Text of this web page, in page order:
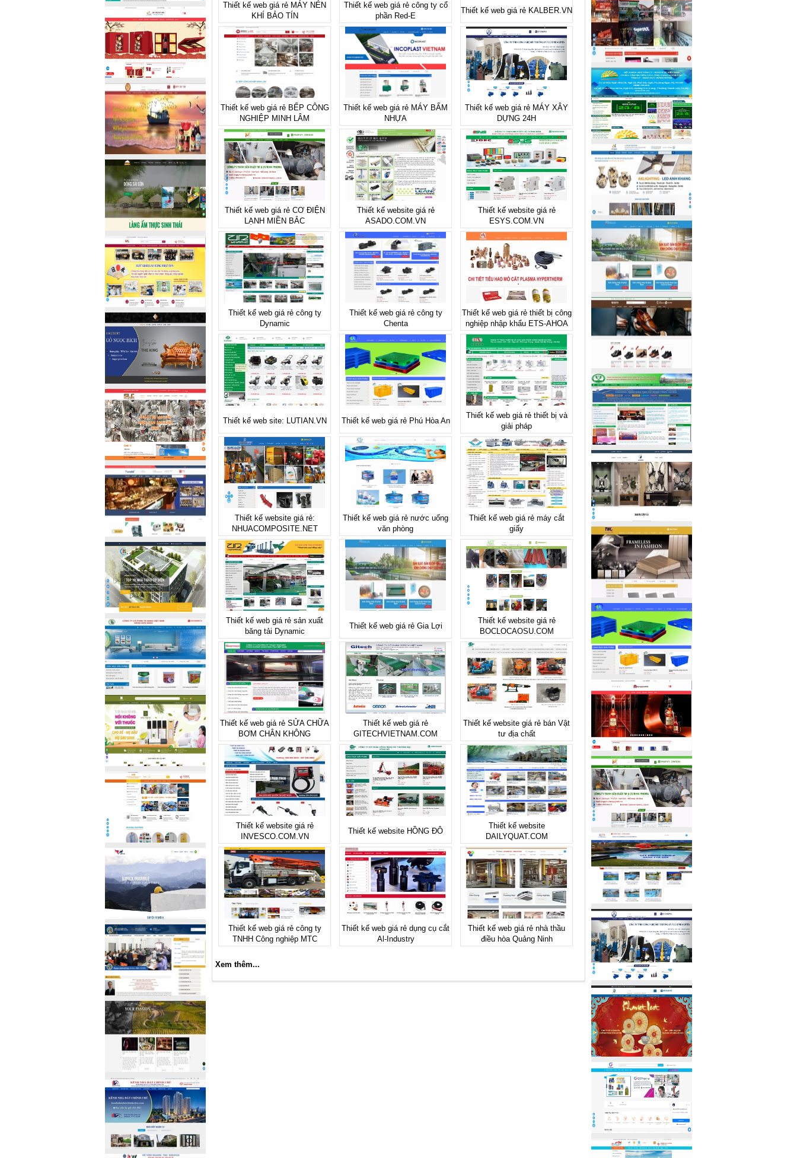
Thiết kế web giá rẻ MÁY NÉN
KHÍ BẢO TÍN
Thiết kế web giá rẻ công ty cổ
phần Red-E
Thiết kế web giá rẻ KALBER.VN
Thiết kế web giá rẻ BẾP CÔNG
NGHIỆP MINH LÂM
Thiết kế web giá rẻ MÁY BẤM
NHỰA
Thiết kế web giá rẻ MÁY XÂY
DỰNG 24H
Thiết kế web giá rẻ CƠ ĐIỆN
LẠNH MIỀN BẮC
Thiết kế website giá rẻ
ASADO.COM.VN
Thiết kế website giá rẻ
ESYS.COM.VN
Thiết kế web giá rẻ công ty
Dynamic
Thiết kế web giá rẻ công ty
Chenta
Thiết kế web giá rẻ thiết bị công
nghiệp nhập khẩu ETS-AHOA
Thiết kế web site: LUTIAN.VN Thiết kế web giá rẻ Phú Hòa An
Thiết kế web giá rẻ thiết bị và
giải pháp
Thiết kế website giá rẻ:
NHUACOMPOSITE.NET
Thiết kế web giá rẻ nước uống
văn phòng
Thiết kế web giá rẻ máy cắt
giấy
Thiết kế web giá rẻ sản xuất
băng tải Dynamic
Thiết kế web giá rẻ Gia Lợi
Thiết kế website giá rẻ
BOCLOCAOSU.COM
Thiết kế web giá rẻ SỬA CHỮA
BƠM CHÂN KHÔNG
Thiết kế web giá rẻ
GITECHVIETNAM.COM
Thiết kế website giá rẻ bán Vật
tư địa chất
Thiết kế website giá rẻ
INVESCO.COM.VN
Thiết kế website HỒNG ĐÔ
Thiết kế website
DAILYQUAT.COM
Thiết kế web giá rẻ công ty
TNHH Công nghiệp MTC
Thiết kế web giá rẻ dụng cụ cắt
Al-Industry
Thiết kế web giá rẻ nhà thầu
điều hòa Quảng Ninh
Xem thêm...